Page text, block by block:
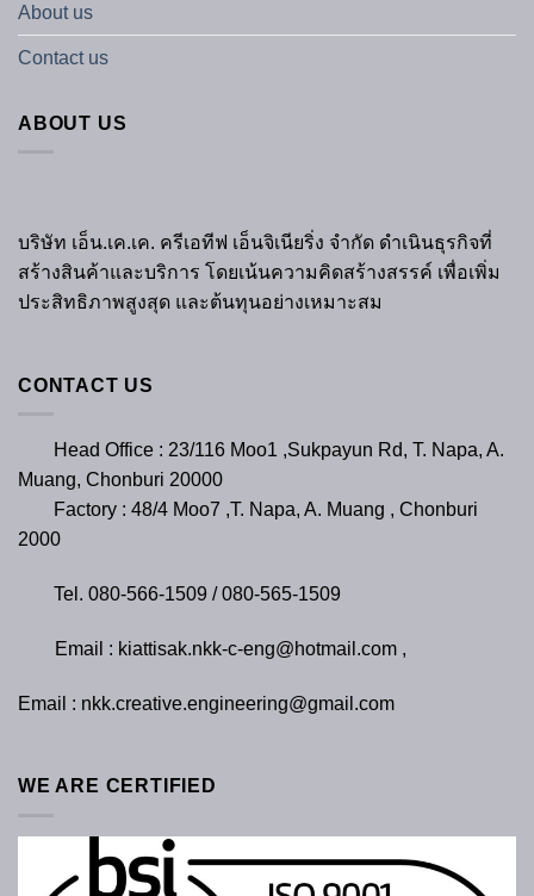
About us
Contact us
ABOUT US
บริษัท เอ็น.เค.เค. ครีเอทีฟ เอ็นจิเนียริ่ง จำกัด ดำเนินธุรกิจที่
สร้างสินค้าและบริการ โดยเน้นความคิดสร้างสรรค์ เพื่อเพิ่ม
ประสิทธิภาพสูงสุด และต้นทุนอย่างเหมาะสม
CONTACT US
Head Office : 23/116 Moo1 ,Sukpayun Rd, T. Napa, A.
Muang, Chonburi 20000
Factory : 48/4 Moo7 ,T. Napa, A. Muang , Chonburi
2000
Tel. 080-566-1509 / 080-565-1509
Email : kiattisak.nkk-c-eng@hotmail.com ,
Email : nkk.creative.engineering@gmail.com
WE ARE CERTIFIED